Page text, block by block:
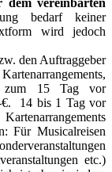
bedarf keiner
wird jedoch
den Auftraggeber
zum 15 Tag vor
€. 14 bis 1 Tag vor
Für Musicalreisen
etc.)